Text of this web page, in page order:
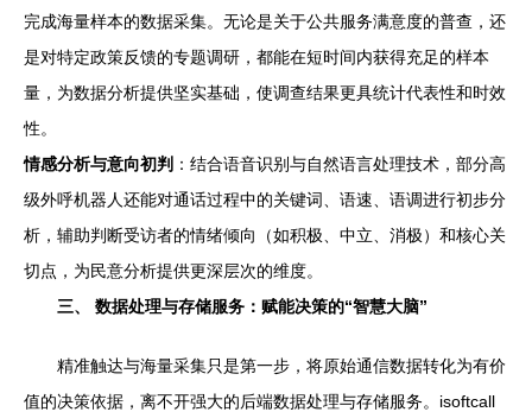
完成海量样本的数据采集。无论是关于公共服务满意度的普查，还
是对特定政策反馈的专题调研，都能在短时间内获得充足的样本
量，为数据分析提供坚实基础，使调查结果更具统计代表性和时效
性。
情感分析与意向初判 ：结合语音识别与自然语言处理技术，部分高
级外呼机器人还能对通话过程中的关键词、语速、语调进行初步分
析，辅助判断受访者的情绪倾向（如积极、中立、消极）和核心关
切点，为民意分析提供更深层次的维度。
三、 数据处理与存储服务：赋能决策的“智慧大脑”
精准触达与海量采集只是第一步，将原始通信数据转化为有价
值的决策依据，离不开强大的后端数据处理与存储服务。isoftcall